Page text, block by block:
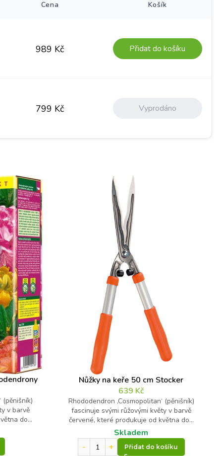
Cena Košík
989 Kč Přidat do košíku
799 Kč Vyprodáno
(pěnišník)
v barvě
do...
Nůžky na keře 50 cm Stocker
639 Kč
Rhododendron ‚Cosmopolitan‘ (pěnišník)
fascinuje svými růžovými květy v barvě
červené, které produkuje od května do...
Skladem
Přidat do košíku